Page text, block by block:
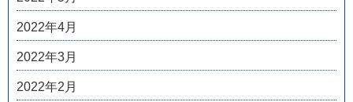
2022年4月
2022年3月
2022年2月